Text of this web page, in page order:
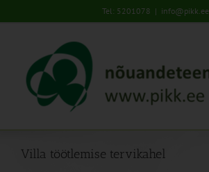
to
Tel: 5201078 | info@pikk.ee
Villa töötlemise tervikahel